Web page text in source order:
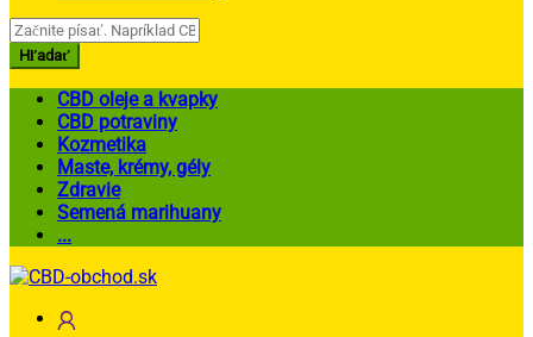
Search
for:
Hľadať
CBD oleje a kvapky
CBD potraviny
Kozmetika
Maste, krémy, gély
Zdravie
Semená marihuany
...